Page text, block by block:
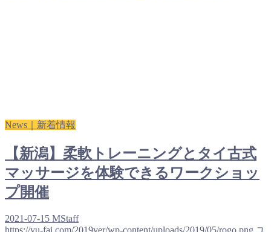
News｜新着情報
【新潟】柔軟トレーニングとタイ古式
マッサージを体験できるワークショッ
プ開催
2021-07-15 MStaff